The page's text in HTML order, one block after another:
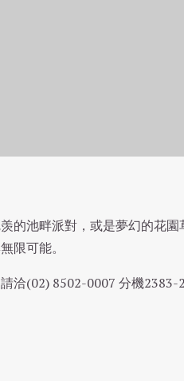
的池畔派對，或是夢幻的花
限可能。
洽(02) 8502-0007 分機2383-